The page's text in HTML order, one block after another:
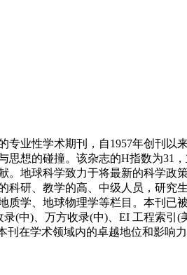
业性学术期刊，自1957年创刊
想的碰撞。该杂志的H指数为31
地球科学致力于将最新的科学
研、教学的高、中级人员，研
学、地球物理学等栏目。本刊
(中)、万方收录(中)、EI 工程索引
在学术领域内的卓越地位和影响